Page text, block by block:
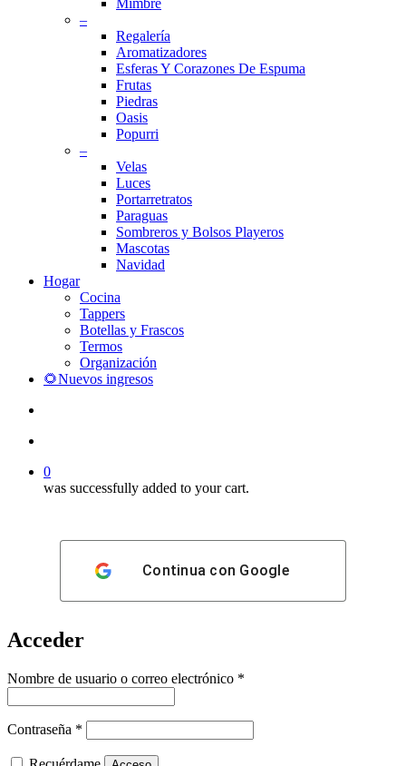
Mimbre
–
Regalería
Aromatizadores
Esferas Y Corazones De Espuma
Frutas
Piedras
Oasis
Popurri
–
Velas
Luces
Portarretratos
Paraguas
Sombreros y Bolsos Playeros
Mascotas
Navidad
Hogar
Cocina
Tappers
Botellas y Frascos
Termos
Organización
🌻Nuevos ingresos
0
was successfully added to your cart.
Continua con Google
Acceder
Nombre de usuario o correo electrónico *
Contraseña *